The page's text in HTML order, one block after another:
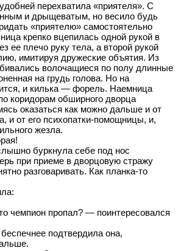
перехватила «приятеля». С
и дрыщеватым, но весило будь
«приятелю» самостоятельно
крепко вцепилась одной рукой в
ее плечо руку тела, а второй рукой
имитируя дружеские объятия. Из
волочащиеся по полу длинные
на грудь голова. Но на
и килька — форель. Наемница
коридорам обширного дворца
оказаться как можно дальше и от
и от его психопатки-помощницы, и,
жезла.
буркнула себе под нос
при приеме в дворцовую стражу
разговаривать. Как планка-то
чемпион пропал? — поинтересовался
подтвердила она,